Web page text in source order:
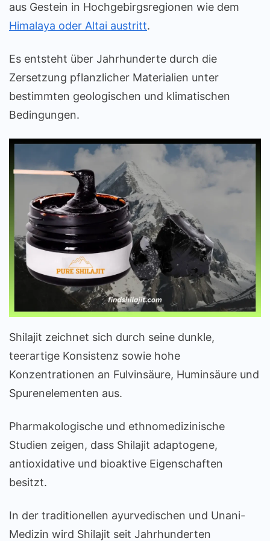
aus Gestein in Hochgebirgsregionen wie dem
Himalaya oder Altai austritt.
Es entsteht über Jahrhunderte durch die
Zersetzung pflanzlicher Materialien unter
bestimmten geologischen und klimatischen
Bedingungen.
Shilajit zeichnet sich durch seine dunkle,
teerartige Konsistenz sowie hohe
Konzentrationen an Fulvinsäure, Huminsäure und
Spurenelementen aus.
Pharmakologische und ethnomedizinische
Studien zeigen, dass Shilajit adaptogene,
antioxidative und bioaktive Eigenschaften
besitzt.
In der traditionellen ayurvedischen und Unani-
Medizin wird Shilajit seit Jahrhunderten